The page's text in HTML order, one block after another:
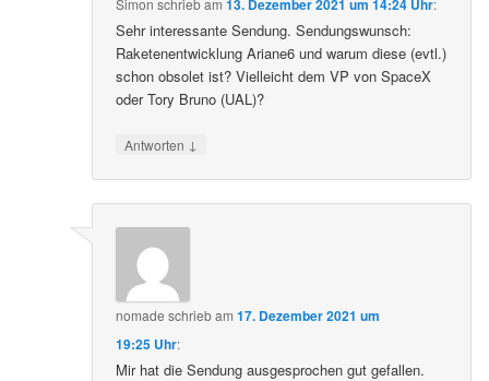
Sehr interessante Sendung. Sendungswunsch:
Raketenentwicklung Ariane6 und warum diese (evtl.)
schon obsolet ist? Vielleicht dem VP von SpaceX
oder Tory Bruno (UAL)?
Antworten ↓
nomade schriebam17. Dezember 2021 um
19:25 Uhr:
Mir hat die Sendung ausgesprochen gut gefallen.